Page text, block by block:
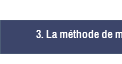
3. La méthode de